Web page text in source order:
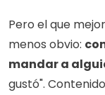
Pero el que
menos obvio:
mandar a
gustó".